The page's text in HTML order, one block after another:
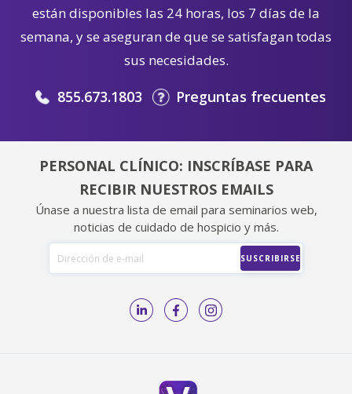
están disponibles las 24 horas, los 7 días de la
semana, y se aseguran de que se satisfagan todas
sus necesidades.
855.673.1803 Preguntas frecuentes
PERSONAL CLÍNICO: INSCRÍBASE PARA
RECIBIR NUESTROS EMAILS
Únase a nuestra lista de email para seminarios web,
noticias de cuidado de hospicio y más.